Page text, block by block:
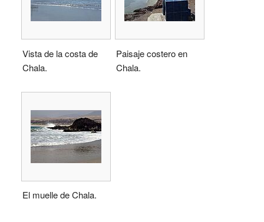
Vista de la costa de
Chala.
Paisaje costero en
Chala.
El muelle de Chala.